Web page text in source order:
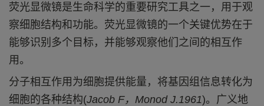
荧光显微镜是生命科学的重要研究工具之一， 用于观
察细胞结构和功能。荧光显微镜的一个关键优势在于
能够识别多个目标，并能够观察他们之间的相互作
用。
分子相互作用为细胞提供能量，将基因组信息转化为
细胞的各种结构(Jacob F， Monod J.1961)。广义地